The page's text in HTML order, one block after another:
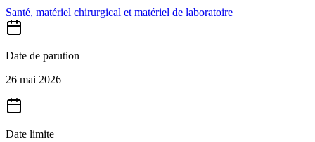
Santé, matériel chirurgical et matériel de laboratoire
Date de parution
26 mai 2026
Date limite